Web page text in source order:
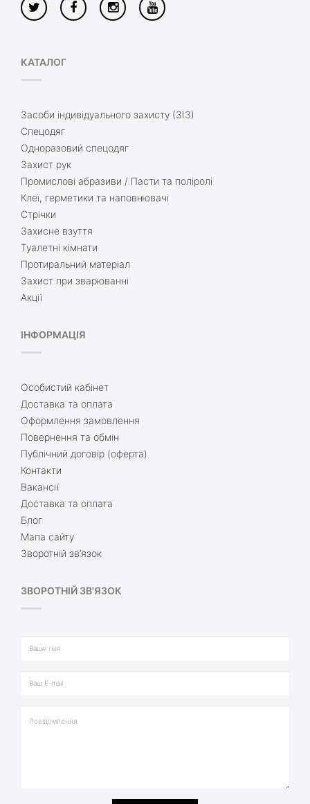
КАТАЛОГ
Засоби індивідуального захисту (ЗІЗ)
Спецодяг
Одноразовий спецодяг
Захист рук
Промислові абразиви / Пасти та поліролі
Клеї, герметики та наповнювачі
Стрічки
Захисне взуття
Туалетні кімнати
Протиральний матеріал
Захист при зварюванні
Акції
ІНФОРМАЦІЯ
Особистий кабінет
Доставка та оплата
Оформлення замовлення
Повернення та обмін
Публічний договір (оферта)
Контакти
Вакансії
Доставка та оплата
Блог
Мапа сайту
Зворотній зв’язок
ЗВОРОТНІЙ ЗВ'ЯЗОК